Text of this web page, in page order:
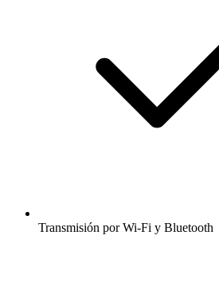
Transmisión por Wi-Fi y Bluetooth